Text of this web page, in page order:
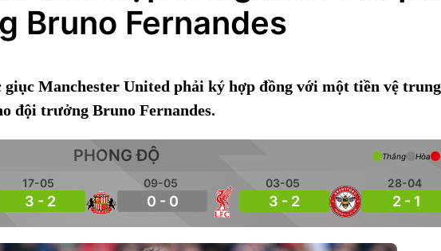
Bruno Fernandes
giục Manchester United phải ký hợp đồng với một tiền vệ trung
đội trưởng Bruno Fernandes.
PHONG ĐỘ
17-05
3 - 2
09-05
0 - 0
03-05
3 - 2
28-04
2 - 1
Thắng Hòa